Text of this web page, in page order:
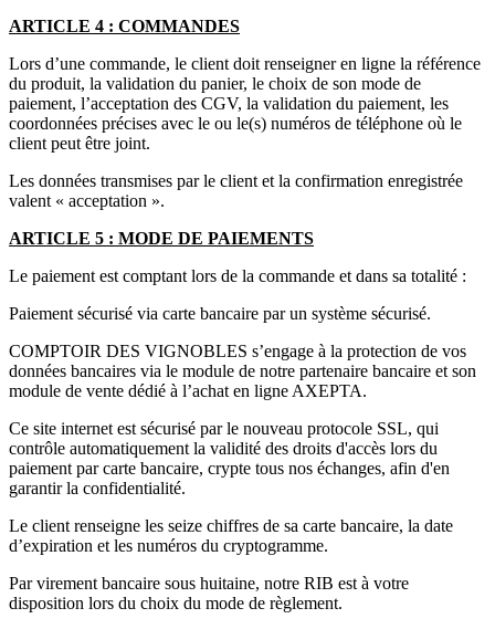
ARTICLE 4 : COMMANDES
Lors d’une commande, le client doit renseigner en ligne la référence
du produit, la validation du panier, le choix de son mode de
paiement, l’acceptation des CGV, la validation du paiement, les
coordonnées précises avec le ou le(s) numéros de téléphone où le
client peut être joint.
Les données transmises par le client et la confirmation enregistrée
valent « acceptation ».
ARTICLE 5 : MODE DE PAIEMENTS
Le paiement est comptant lors de la commande et dans sa totalité :
Paiement sécurisé via carte bancaire par un système sécurisé.
COMPTOIR DES VIGNOBLES s’engage à la protection de vos
données bancaires via le module de notre partenaire bancaire et son
module de vente dédié à l’achat en ligne AXEPTA.
Ce site internet est sécurisé par le nouveau protocole SSL, qui
contrôle automatiquement la validité des droits d'accès lors du
paiement par carte bancaire, crypte tous nos échanges, afin d'en
garantir la confidentialité.
Le client renseigne les seize chiffres de sa carte bancaire, la date
d’expiration et les numéros du cryptogramme.
Par virement bancaire sous huitaine, notre RIB est à votre
disposition lors du choix du mode de règlement.